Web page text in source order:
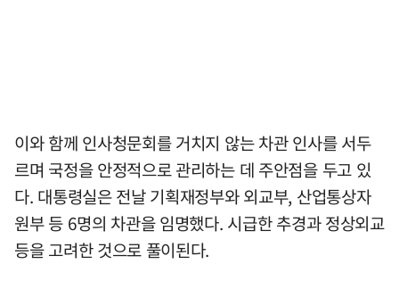
이와 함께 인사청문회를 거치지 않는 차관 인사를 서두
르며 국정을 안정적으로 관리하는 데 주안점을 두고 있
다. 대통령실은 전날 기획재정부와 외교부, 산업통상자
원부 등 6명의 차관을 임명했다. 시급한 추경과 정상외교
등을 고려한 것으로 풀이된다.